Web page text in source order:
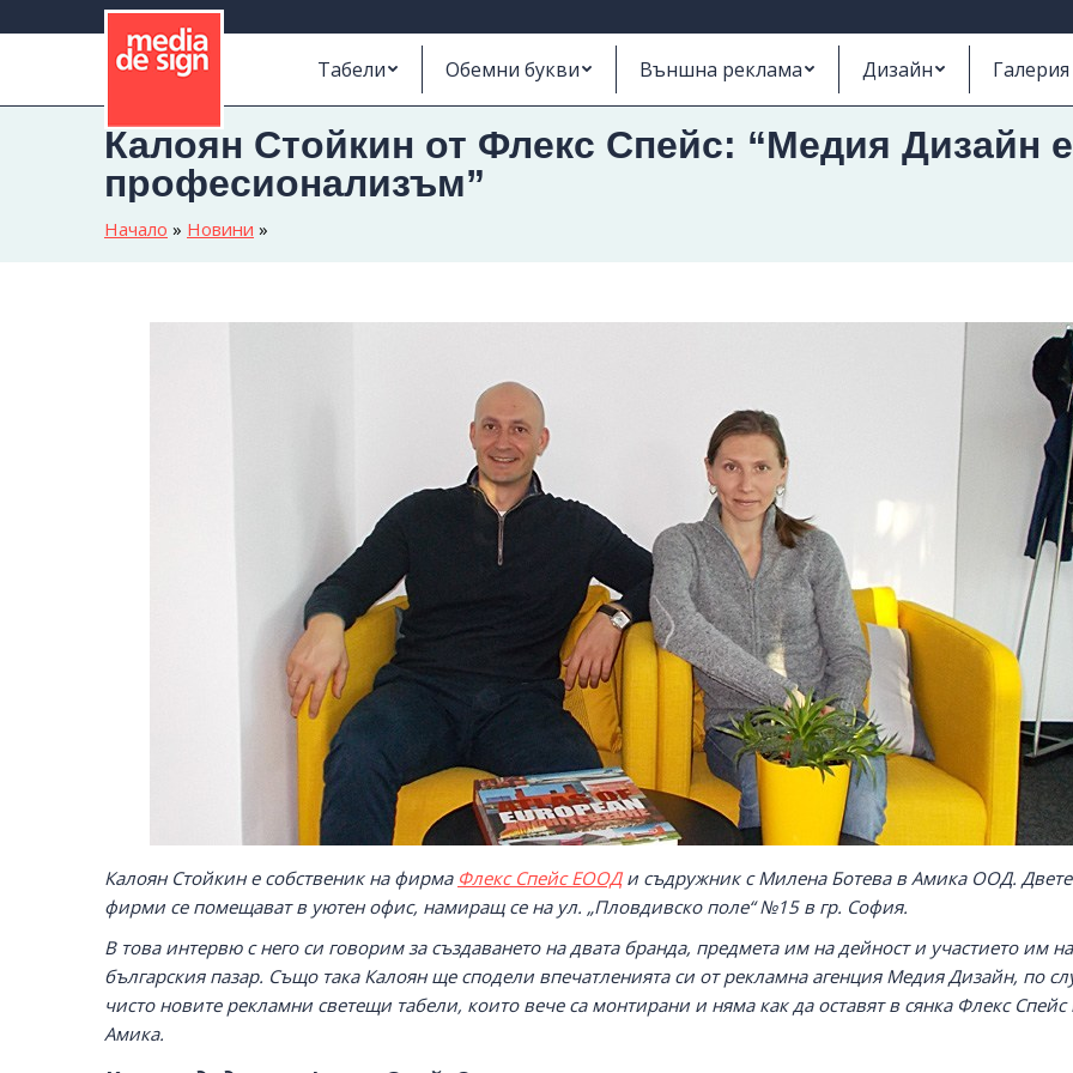
Табели Обемни букви Външна реклама Дизайн Галерия
Начало » Новини »
Калоян Стойкин от Флекс Спейс: “Медия Дизайн
професионализъм”
Калоян Стойкин е собственик на фирма Флекс Спейс ЕООДи съдружник с Милена Ботева в Амика ООД. Двете
фирми се помещават в уютен офис, намиращ се на ул. „Пловдивско поле“ №15 в гр. София.
В това интервю с него си говорим за създаването на двата бранда, предмета им на дейност и участието им на
българския пазар. Също така Калоян ще сподели впечатленията си от рекламна агенция Медия Дизайн, по
чисто новите рекламни светещи табели, които вече са монтирани и няма как да оставят в сянка Флекс Спейс
Амика.